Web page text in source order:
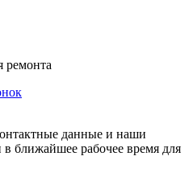
ремонта
данные и наши
ближайшее рабочее время для